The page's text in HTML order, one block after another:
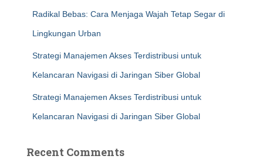
Radikal Bebas: Cara Menjaga Wajah Tetap Segar di
Lingkungan Urban
Strategi Manajemen Akses Terdistribusi untuk
Kelancaran Navigasi di Jaringan Siber Global
Strategi Manajemen Akses Terdistribusi untuk
Kelancaran Navigasi di Jaringan Siber Global
Recent Comments